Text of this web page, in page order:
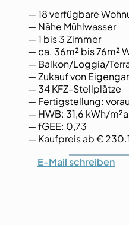
― 18 verfügbare
― Nähe Mühlwasser
― 1 bis 3 Zimmer
― ca. 36m² bis 76m²
― Balkon/Loggia/
― Zukauf von
― 34 KFZ-Stellplätze
― Fertigstellung:
― HWB: 31,6 kWh/m²a
― fGEE: 0,73
― Kaufpreis ab €
E-Mailschreiben